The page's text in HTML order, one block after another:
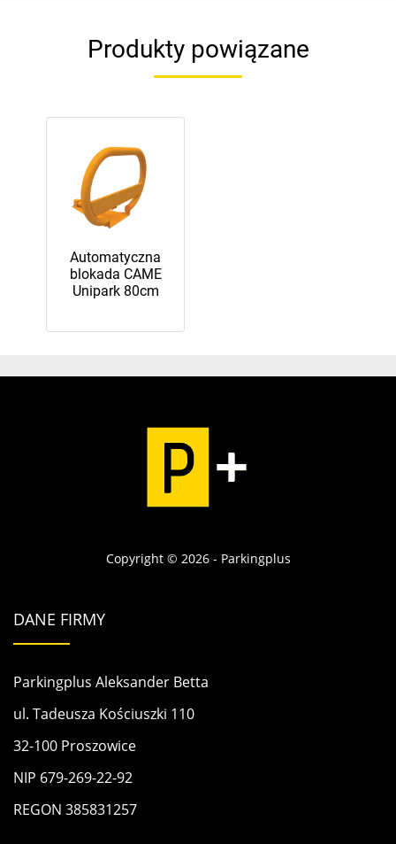
Produkty powiązane
Automatyczna
blokada CAME
Unipark 80cm
Copyright © 2026 - Parkingplus
DANE FIRMY
Parkingplus Aleksander Betta
ul. Tadeusza Kościuszki 110
32-100 Proszowice
NIP 679-269-22-92
REGON 385831257